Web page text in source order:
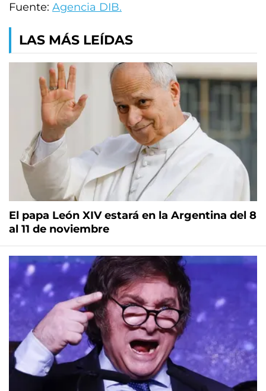
Fuente: Agencia DIB.
LAS MÁS LEÍDAS
El papa León XIV estará en la Argentina del 8
al 11 de noviembre